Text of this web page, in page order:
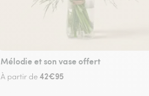
Mélodie et son vase offert
À partir de42€95